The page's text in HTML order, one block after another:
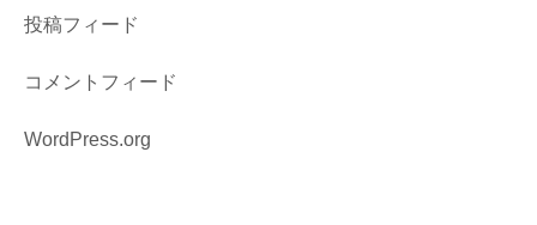
投稿フィード
コメントフィード
WordPress.org